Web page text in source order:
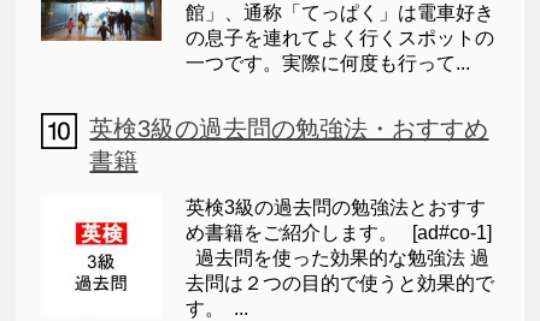
館」、通称「てっぱく」は電車好き
の息子を連れてよく行くスポットの
一つです。実際に何度も行って...
英検3級の過去問の勉強法・おすすめ
書籍
英検3級の過去問の勉強法とおすす
め書籍をご紹介します。 [ad#co-1]
過去問を使った効果的な勉強法 過
去問は２つの目的で使うと効果的で
す。 ...